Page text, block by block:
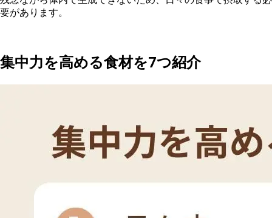
要があります。
集中力を高める食材を7つ紹介